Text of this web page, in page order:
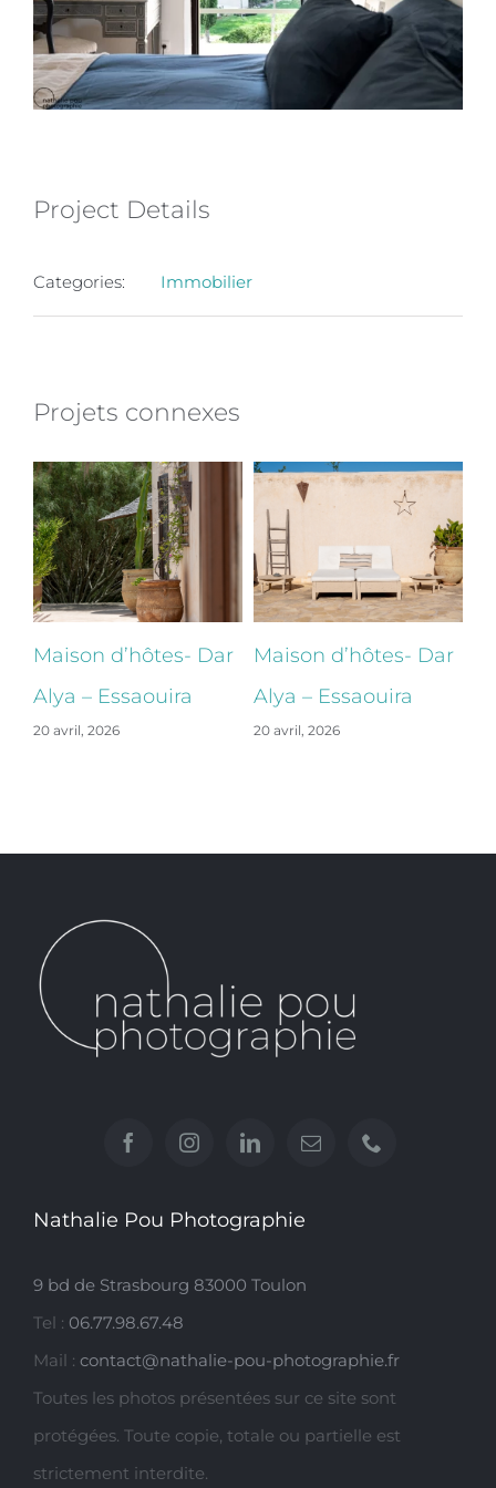
Project Details
Categories: Immobilier
Projets connexes
Maison d’hôtes- Dar
Alya – Essaouira
20 avril, 2026
Maison d’hôtes- Dar
Alya – Essaouira
20 avril, 2026
Nathalie Pou Photographie
9 bd de Strasbourg 83000 Toulon
Tel : 06.77.98.67.48
Mail : contact@nathalie-pou-photographie.fr
Toutes les photos présentées sur ce site sont
protégées. Toute copie, totale ou partielle est
strictement interdite.